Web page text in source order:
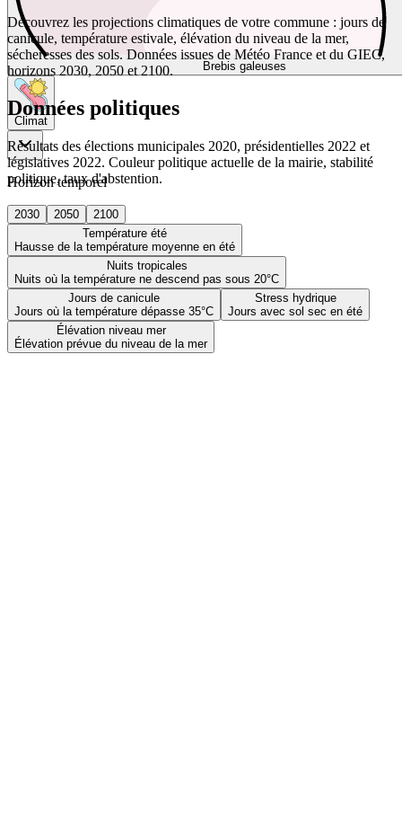
Brebis galeuses
Climat
Horizon temporel
2030 2050
2100
Température été
Hausse de la température moyenne en été
Nuits tropicales
Nuits où la température ne descend pas sous 20°C
Jours de canicule
Jours où la température dépasse 35°C
Stress hydrique
Jours avec sol sec en été
Élévation niveau mer
Élévation prévue du niveau de la mer
Découvrez les projections climatiques de votre commune : jours de
canicule, température estivale, élévation du niveau de la mer,
sécheresses des sols. Données issues de Météo France et du GIEC,
horizons 2030, 2050 et 2100.
Données politiques
Résultats des élections municipales 2020, présidentielles 2022 et
législatives 2022. Couleur politique actuelle de la mairie, stabilité
politique, taux d'abstention.